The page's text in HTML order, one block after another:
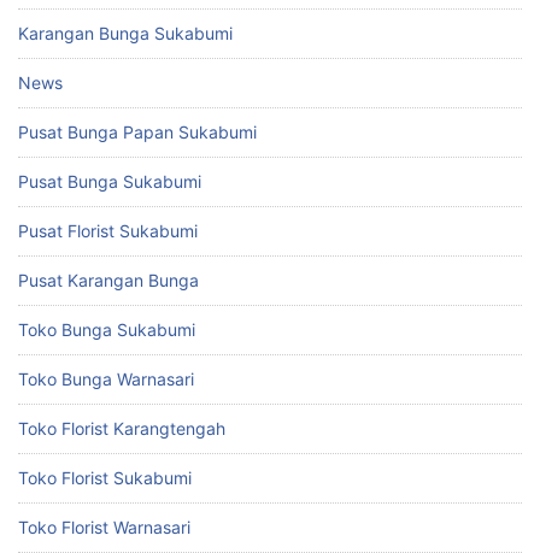
Karangan Bunga Sukabumi
News
Pusat Bunga Papan Sukabumi
Pusat Bunga Sukabumi
Pusat Florist Sukabumi
Pusat Karangan Bunga
Toko Bunga Sukabumi
Toko Bunga Warnasari
Toko Florist Karangtengah
Toko Florist Sukabumi
Toko Florist Warnasari